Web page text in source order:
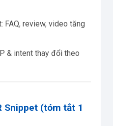
FAQ, review, video tăng
& intent thay đổi theo
Snippet (tóm tắt 1